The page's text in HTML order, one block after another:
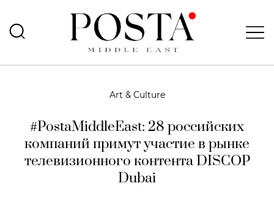
Art & Culture
#PostaMiddleEast: 28 российских
компаний примут участие в рынке
телевизионного контента DISCOP
Dubai